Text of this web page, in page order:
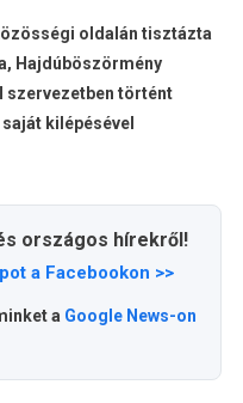
oldalán tisztázta
Hajdúböszörmény
szervezetben történt
kilépésével
országos hírekről!
a Facebookon >>
a Google News-on